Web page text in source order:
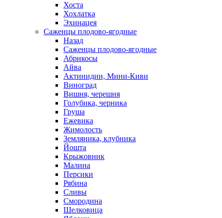
Хоста
Хохлатка
Эхинацея
Саженцы плодово-ягодные
Назад
Саженцы плодово-ягодные
Абрикосы
Айва
Актинидии, Мини-Киви
Виноград
Вишня, черешня
Голубика, черника
Груша
Ежевика
Жимолость
Земляника, клубника
Йошта
Крыжовник
Малина
Персики
Рябина
Сливы
Смородина
Шелковица